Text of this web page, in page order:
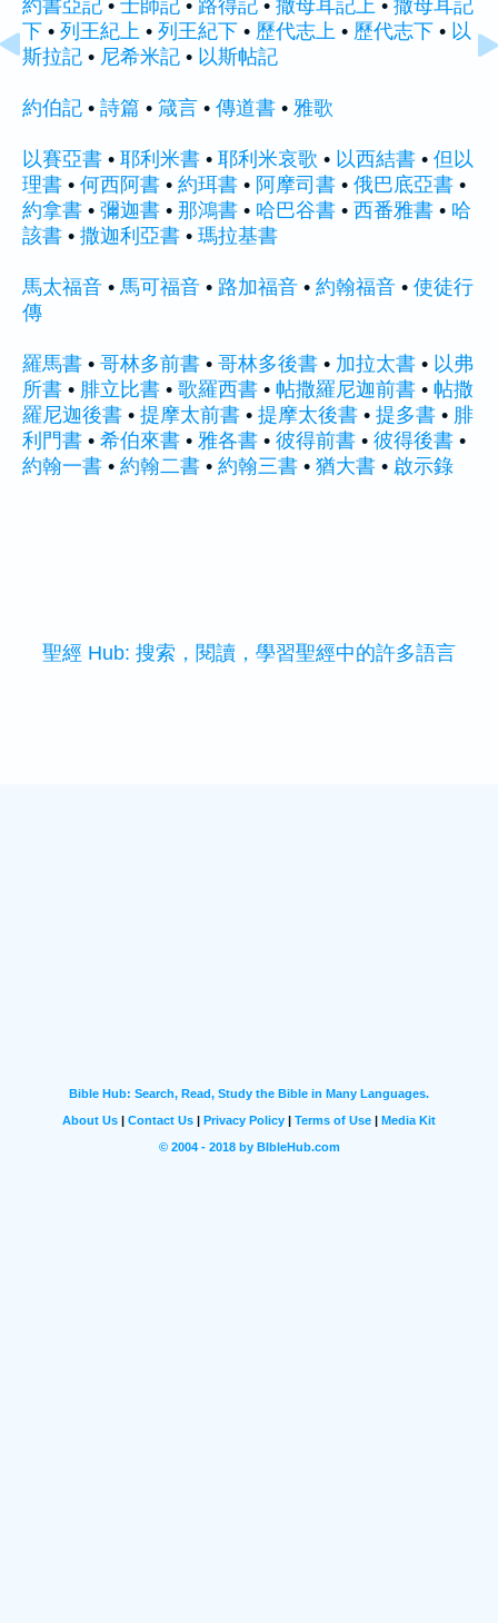
約書亞記 • 士師記 • 路得記 • 撒母耳記上 • 撒母耳記
下 • 列王紀上 • 列王紀下 • 歷代志上 • 歷代志下 • 以
斯拉記 • 尼希米記 • 以斯帖記
約伯記 • 詩篇 • 箴言 • 傳道書 • 雅歌
以賽亞書 • 耶利米書 • 耶利米哀歌 • 以西結書 • 但以
理書 • 何西阿書 • 約珥書 • 阿摩司書 • 俄巴底亞書 •
約拿書 • 彌迦書 • 那鴻書 • 哈巴谷書 • 西番雅書 • 哈
該書 • 撒迦利亞書 • 瑪拉基書
馬太福音 • 馬可福音 • 路加福音 • 約翰福音 • 使徒行
傳
羅馬書 • 哥林多前書 • 哥林多後書 • 加拉太書 • 以弗
所書 • 腓立比書 • 歌羅西書 • 帖撒羅尼迦前書 • 帖撒
羅尼迦後書 • 提摩太前書 • 提摩太後書 • 提多書 • 腓
利門書 • 希伯來書 • 雅各書 • 彼得前書 • 彼得後書 •
約翰一書 • 約翰二書 • 約翰三書 • 猶大書 • 啟示錄
聖經 Hub: 搜索，閱讀，學習聖經中的許多語言